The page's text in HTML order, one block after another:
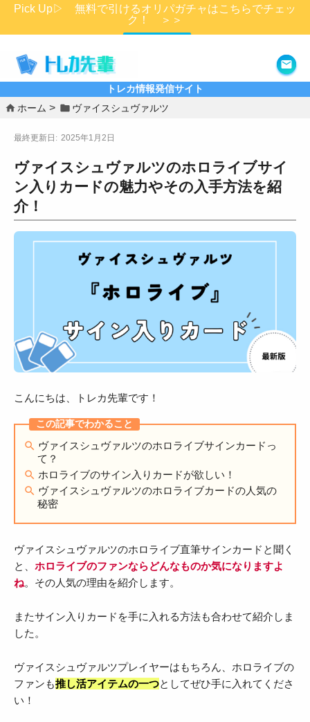
Pick Up▷ 無料で引けるオリパガチャはこちらでチェッ
ク！ ＞＞
トレカ情報発信サイト
ホーム ヴァイスシュヴァルツ
2025年1月2日
ヴァイスシュヴァルツのホロライブサイ
ン入りカードの魅力やその入手方法を紹
介！
こんにちは、トレカ先輩です！
ヴァイスシュヴァルツのホロライブサインカードっ
て？
ホロライブのサイン入りカードが欲しい！
ヴァイスシュヴァルツのホロライブカードの人気の
秘密
ヴァイスシュヴァルツのホロライブ直筆サインカードと聞く
と、 ホロライブのファンならどんなものか気になりますよ
ね。その人気の理由を紹介します。
またサイン入りカードを手に入れる方法も合わせて紹介しま
した。
ヴァイスシュヴァルツプレイヤーはもちろん、ホロライブの
ファンも推し活アイテムの一つとしてぜひ手に入れてくださ
い！